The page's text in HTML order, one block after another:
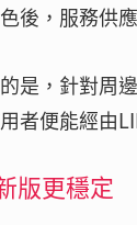
後，服務供
是，針對周
者便能經由
版更穩定